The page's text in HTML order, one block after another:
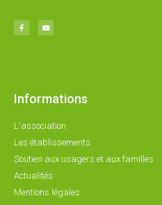
Informations
L'association
Les établissements
Soutien aux usagers et aux familles
Actualités
Mentions légales